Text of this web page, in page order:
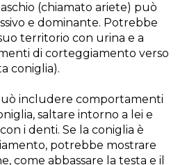
(chiamato ariete) può
e dominante. Potrebbe
territorio con urina e a
di corteggiamento verso
coniglia).
includere comportamenti
saltare intorno a lei e
i denti. Se la coniglia è
potrebbe mostrare
come abbassare la testa e il